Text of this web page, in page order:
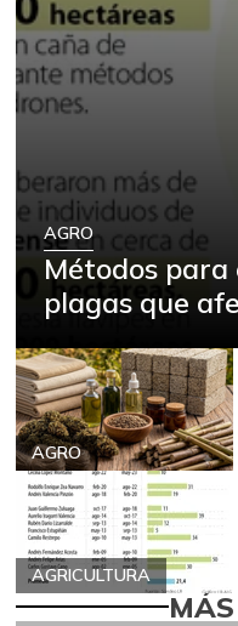
AGRO
Métodos para
plagas que
AGRO
AGRICULTURA